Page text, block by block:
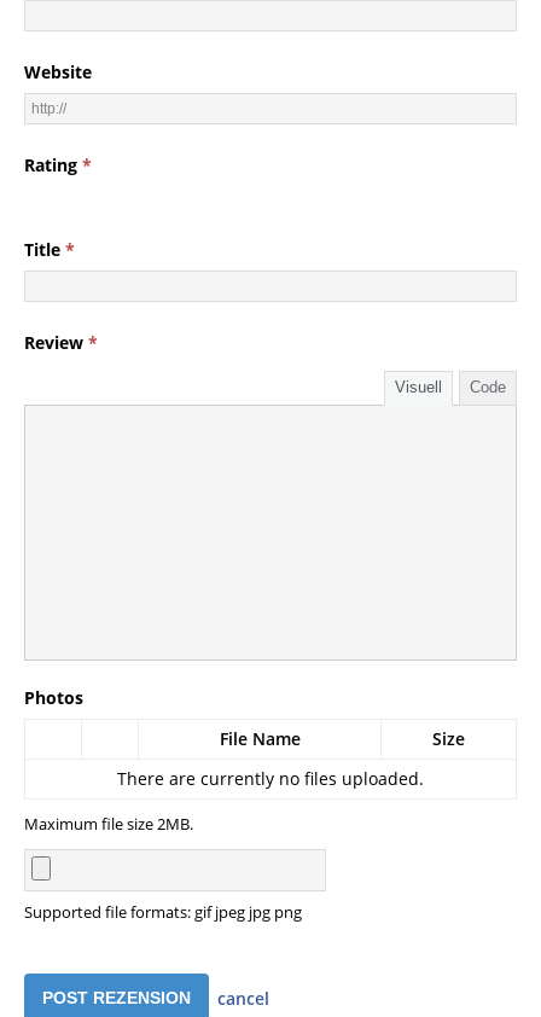
Website
Rating *
Title *
Review *
Visuell Code
Photos
File Name
Size
There are currently no files uploaded.
Maximum file size 2MB.
Supported file formats: gif jpeg jpg png
cancel